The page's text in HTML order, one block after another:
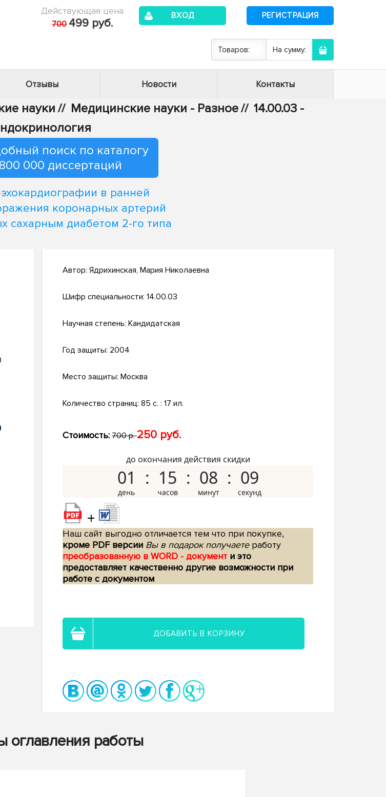
Действующая цена
700 499 руб.
ВХОД РЕГИСТРАЦИЯ
Товаров: На сумму:
Отзывы Новости Контакты
науки // Медицинские науки - Разное// 14.00.03 -
поиск по каталогу
000 диссертаций
эхокардиографии в ранней
коронарных артерий
сахарным диабетом 2-го типа
Автор: Ядрихинская, Мария Николаевна
Шифр специальности: 14.00.03
Научная степень: Кандидатская
Год защиты: 2004
Место защиты: Москва
Количество страниц: 85 с. : 17 ил.
Стоимость: 700 р.250 руб.
до окончания действия скидки
01 15 08 08
+
Наш сайт выгодно отличается тем что при покупке,
кроме PDF версии Вы в подарок получаетеработу
преобразованную в WORD - документ и это
предоставляет качественно другие возможности при
работе с документом
ДОБАВИТЬ В КОРЗИНУ
оглавления работы